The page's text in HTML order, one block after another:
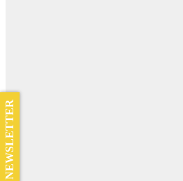
NEWSLETTER